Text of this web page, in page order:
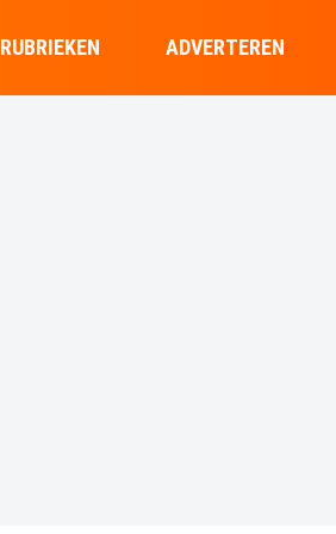
RUBRIEKEN ADVERTEREN